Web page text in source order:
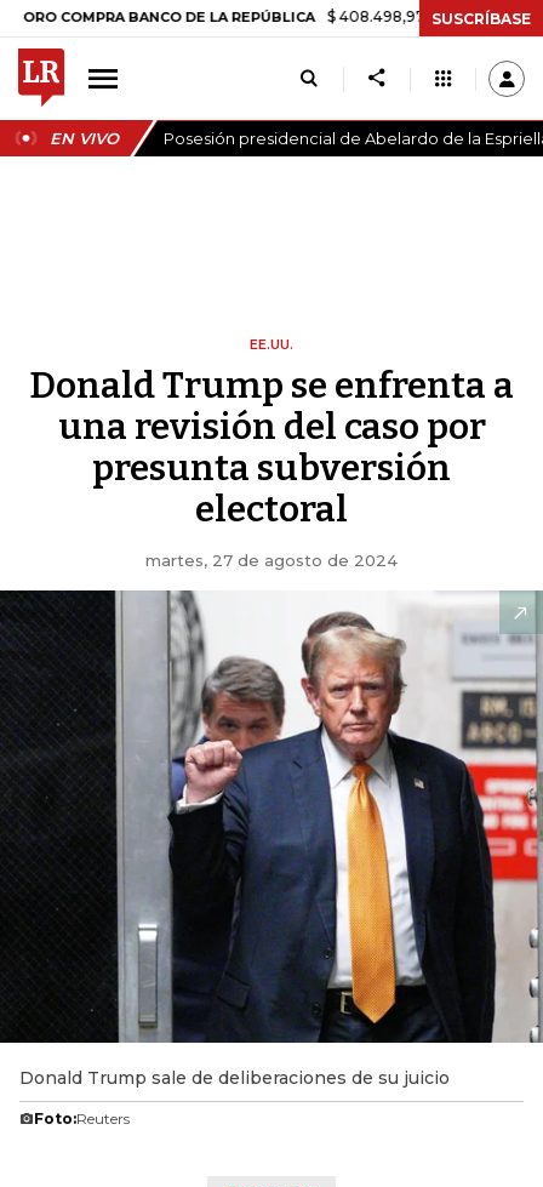
BANCO DE LA REPÚBLICA $ 408.498,97 +$ 8.753,81 +2,19%
SUSCRÍBASE
EN VIVO Posesión presidencial de Abelardo de la
EE.UU.
Donald Trump se enfrenta a
una revisión del caso por
presunta subversión
electoral
martes, 27 de agosto de 2024
Donald Trump sale de deliberaciones de su juicio
Foto:Reuters